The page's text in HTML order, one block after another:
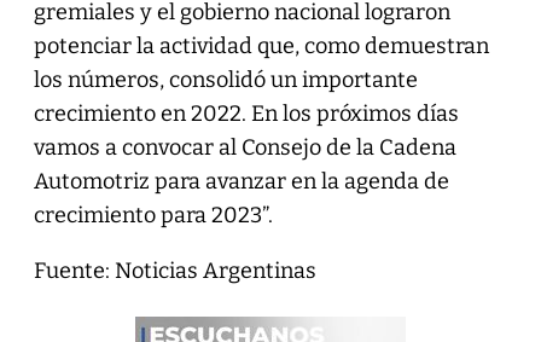
gremiales y el gobierno nacional lograron
potenciar la actividad que, como demuestran
los números, consolidó un importante
crecimiento en 2022. En los próximos días
vamos a convocar al Consejo de la Cadena
Automotriz para avanzar en la agenda de
crecimiento para 2023”.
Fuente: Noticias Argentinas